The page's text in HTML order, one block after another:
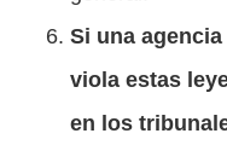
Si una
viola estas
en los